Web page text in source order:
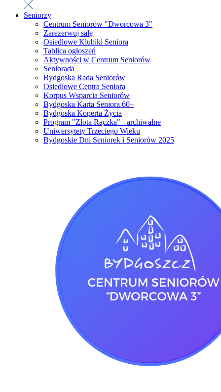
Seniorzy
Centrum Seniorów "Dworcowa 3"
Zarezerwuj salę
Osiedlowe Klubiki Seniora
Tablica ogłoszeń
Aktywności w Centrum Seniorów
Seniorada
Bydgoska Rada Seniorów
Osiedlowe Centra Seniora
Korpus Wsparcia Seniorów
Bydgoska Karta Seniora 60+
Bydgoska Koperta Życia
Program "Złota Rączka" - archiwalne
Uniwersytety Trzeciego Wieku
Bydgoskie Dni Seniorek i Seniorów 2025